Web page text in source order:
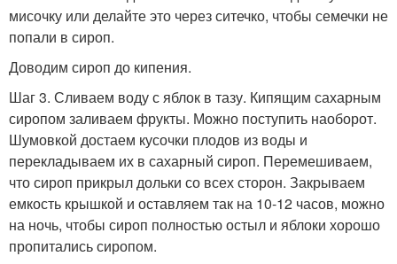
мисочку или делайте это через ситечко, чтобы семечки не
попали в сироп.
Доводим сироп до кипения.
Шаг 3. Сливаем воду с яблок в тазу. Кипящим сахарным
сиропом заливаем фрукты. Можно поступить наоборот.
Шумовкой достаем кусочки плодов из воды и
перекладываем их в сахарный сироп. Перемешиваем,
что сироп прикрыл дольки со всех сторон. Закрываем
емкость крышкой и оставляем так на 10-12 часов, можно
на ночь, чтобы сироп полностью остыл и яблоки хорошо
пропитались сиропом.